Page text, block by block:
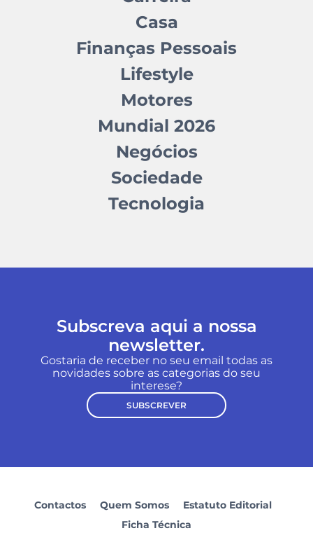
Casa
Finanças Pessoais
Lifestyle
Motores
Mundial 2026
Negócios
Sociedade
Tecnologia
Subscreva aqui a nossa
newsletter.
Gostaria de receber no seu email todas as
novidades sobre as categorias do seu
interese?
SUBSCREVER
Contactos Quem Somos
Estatuto Editorial
Ficha Técnica